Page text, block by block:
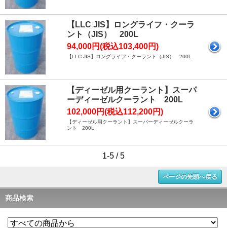
【LLC JIS】ロングライフ・クーラ
ント（JIS） 200L
94,000円(税込103,400円)
【LLC JIS】ロングライフ・クーラント（JIS） 200L
【ディーゼル用クーラント】スーパ
ーディーゼルクーラント 200L
102,000円(税込112,200円)
【ディーゼル用クーラント】スーパーディーゼルクーラ
ント 200L
1-5 / 5
ページの先頭へ戻る
商品検索